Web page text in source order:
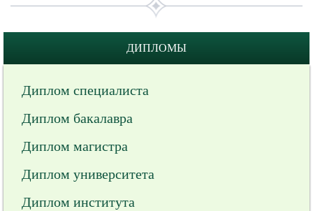
ДИПЛОМЫ
Диплом специалиста
Диплом бакалавра
Диплом магистра
Диплом университета
Диплом института